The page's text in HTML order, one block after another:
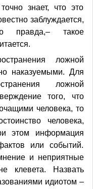
знает, что это
заблуждается,
правда,– такое
ложной
наказуемыми. Для
ложной
того, что
человека, то
человека,
этом информация
или событий.
и неприятные
клевета. Назвать
идиотом –